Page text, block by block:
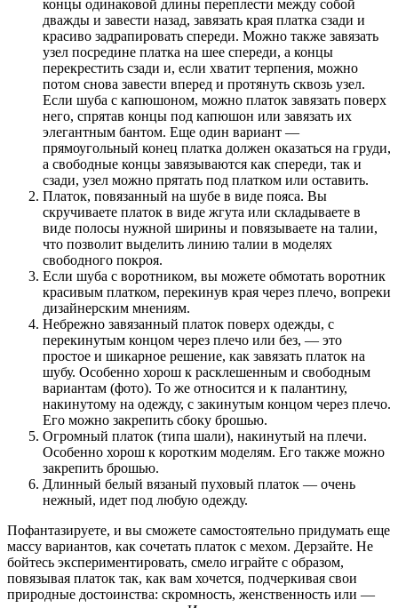
концы одинаковой длины переплести между собой
дважды и завести назад, завязать края платка сзади и
красиво задрапировать спереди. Можно также завязать
узел посредине платка на шее спереди, а концы
перекрестить сзади и, если хватит терпения, можно
потом снова завести вперед и протянуть сквозь узел.
Если шуба с капюшоном, можно платок завязать поверх
него, спрятав концы под капюшон или завязать их
элегантным бантом. Еще один вариант —
прямоугольный конец платка должен оказаться на груди,
а свободные концы завязываются как спереди, так и
сзади, узел можно прятать под платком или оставить.
Платок, повязанный на шубе в виде пояса. Вы
скручиваете платок в виде жгута или складываете в
виде полосы нужной ширины и повязываете на талии,
что позволит выделить линию талии в моделях
свободного покроя.
Если шуба с воротником, вы можете обмотать воротник
красивым платком, перекинув края через плечо, вопреки
дизайнерским мнениям.
Небрежно завязанный платок поверх одежды, с
перекинутым концом через плечо или без, — это
простое и шикарное решение, как завязать платок на
шубу. Особенно хорош к расклешенным и свободным
вариантам (фото). То же относится и к палантину,
накинутому на одежду, с закинутым концом через плечо.
Его можно закрепить сбоку брошью.
Огромный платок (типа шали), накинутый на плечи.
Особенно хорош к коротким моделям. Его также можно
закрепить брошью.
Длинный белый вязаный пуховый платок — очень
нежный, идет под любую одежду.
Пофантазируете, и вы сможете самостоятельно придумать еще
массу вариантов, как сочетать платок с мехом. Дерзайте. Не
бойтесь экспериментировать, смело играйте с образом,
повязывая платок так, как вам хочется, подчеркивая свои
природные достоинства: скромность, женственность или —